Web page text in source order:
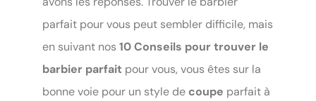
parfait pour vous peut sembler difficile, mais
en suivant nos10 Conseils pour trouver le
barbier parfait pour vous, vous êtes sur la
bonne voie pour un style de coupe parfait à